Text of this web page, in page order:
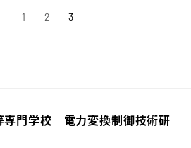
1 2 3
専門学校 電力変換制御技術研